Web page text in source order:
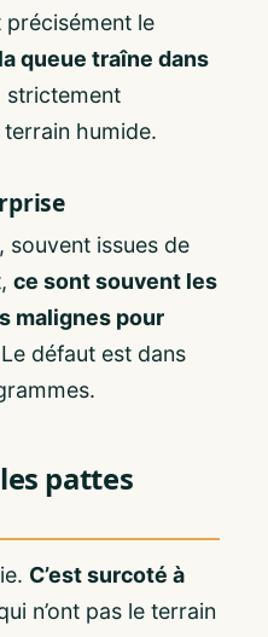
précisément le
queue traîne dans
strictement
humide.
souvent issues de
ce sont souvent les
malignes pour
Le défaut est dans
pattes
C’est surcoté à
n’ont pas le terrain